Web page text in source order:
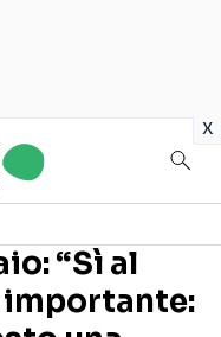
x
“Sì al
importante: